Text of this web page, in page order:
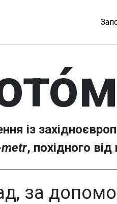
із
, похідного від
за